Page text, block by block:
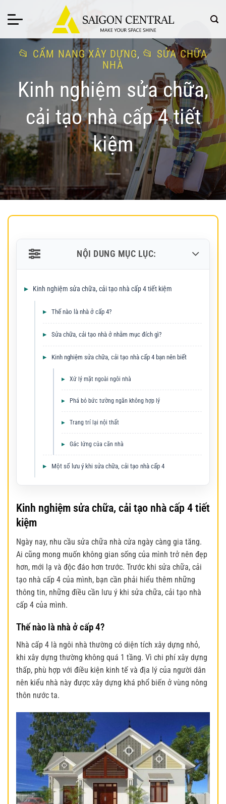
qua
CẨM NANG XÂY DỰNG,
SỬA CHỮA
NHÀ
Kinh nghiệm sửa chữa,
cải tạo nhà cấp 4 tiết
kiệm
NỘI DUNG MỤC LỤC:
Kinh nghiệm sửa chữa, cải tạo nhà cấp 4 tiết kiệm
Thế nào là nhà ở cấp 4?
Sửa chữa, cải tạo nhà ở nhằm mục đích gì?
Kinh nghiệm sửa chữa, cải tạo nhà cấp 4 bạn nên biết
Xử lý mặt ngoài ngôi nhà
Phá bỏ bức tường ngăn không hợp lý
Trang trí lại nội thất
Gác lửng của căn nhà
Một số lưu ý khi sửa chữa, cải tạo nhà cấp 4
Kinh nghiệm sửa chữa, cải tạo nhà cấp 4 tiết
kiệm
Ngày nay, nhu cầu sửa chữa nhà cửa ngày càng gia tăng.
Ai cũng mong muốn không gian sống của mình trở nên đẹp
hơn, mới lạ và độc đáo hơn trước. Trước khi sửa chữa, cải
tạo nhà cấp 4 của mình, bạn cần phải hiểu thêm những
thông tin, những điều cần lưu ý khi sửa chữa, cải tạo nhà
cấp 4 của mình.
Thế nào là nhà ở cấp 4?
Nhà cấp 4 là ngôi nhà thường có diện tích xây dựng nhỏ,
khi xây dựng thường không quá 1 tầng. Vì chi phí xây dựng
thấp, phù hợp với điều kiện kinh tế và địa lý của người dân
nên kiểu nhà này được xây dựng khá phổ biến ở vùng nông
thôn nước ta.